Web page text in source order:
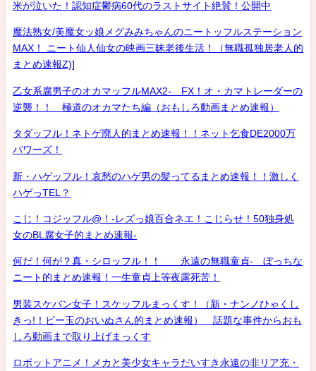
米が泣いた！認知症鬱病60代のラストサイト絶賛！公開中
魔法熟女/美魔女ッ娘メグみみちゃんのニートッフルステーション
MAX！ ニート仙人仙女の映画三昧老後生活！（無職孤独居老人的
まとめ速報Z)]
乙女系腐男子のオカマッフルMAX2- FX！オ・カマトレーダーの
逆襲！！ 極道のオカマたち編（おもしろ動画まとめ速報）
タダッフル！ネトゲ廃人的まとめ速報！！ネット乞食DE2000万
パワーズ！
新・ハゲッフル！哀愁のハゲ男の髪ってるまとめ速報！！激しく
ハゲっTEL？
こじ！コジッフル@！-レズっ娘百合ネエ！こじらせ！50独身処
女のBL腐女子的まとめ速報-
何だ！何が？真・シロッフル！！ 永遠の無職童貞- ぼっちな
ニート的まとめ速報！一生童貞上等夜露死苦！
男装スケバン女子！スケッフルまっくす！（新・ナンノひゃくし
きっ!！ビー玉のおいぬさん的まとめ速報） 話題な事件からおも
しろ動画まで取り上げまっくす
ロボットアニメ！メカと美少女キャラだいすき永遠の非リア充・